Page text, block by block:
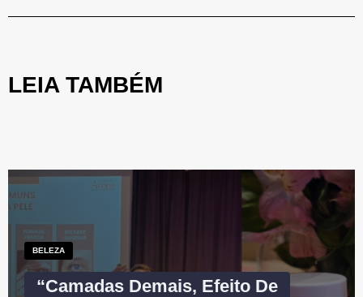
LEIA TAMBÉM
BELEZA
“Camadas Demais, Efeito De